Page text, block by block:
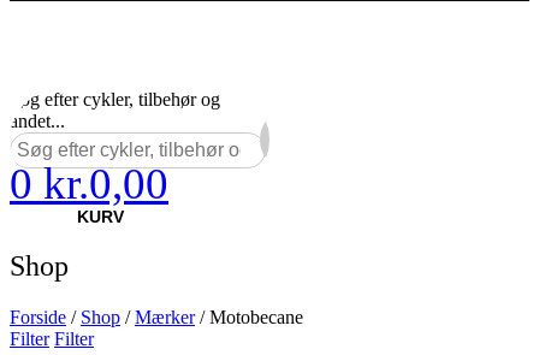
Søg efter cykler, tilbehør og
andet...
×
0 kr.0,00
KURV
Shop
Forside / Shop /Mærker/ Motobecane
Filter Filter